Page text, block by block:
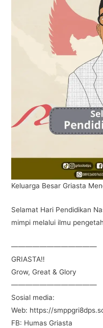
Keluarga Besar Griasta
Selamat Hari Pendidikan
mimpi melalui ilmu
————————————
GRIASTA‼️
Grow, Great & Glory
————————————
Sosial media:
Web: https://
FB: Humas Griasta